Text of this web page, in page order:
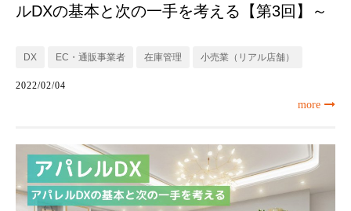
ルDXの基本と次の一手を考える【第3回】～
DX EC・通販事業者 在庫管理 小売業（リアル店舗）
2022/02/04
more